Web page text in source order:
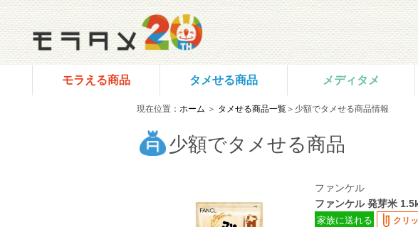
モラえる商品 タメせる商品 メディタメ
現在位置： ホーム ＞ タメせる商品一覧 ＞少額でタメせる商品情報
少額でタメせる商品
ファンケル
ファンケル 発芽米
家族に送れる クリ